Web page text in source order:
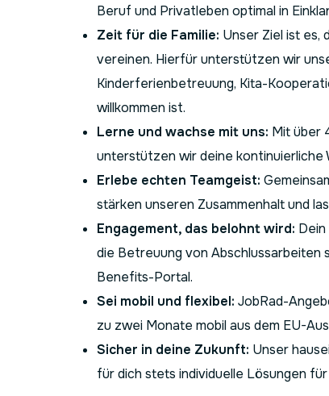
Beruf und Privatleben optimal in
Zeit für die Familie: Unser Ziel ist es,
vereinen. Hierfür unterstützen wir
Kinderferienbetreuung, Kita-
willkommen ist.
Lerne und wachse mit uns: Mit über
unterstützen wir deine kontinuierliche
Erlebe echten Teamgeist:
stärken unseren Zusammenhalt und
Engagement, das belohnt wird:
die Betreuung von
Benefits-Portal.
Sei mobil und flexibel: JobRad-
zu zwei Monate mobil aus dem EU-
Sicher in deine Zukunft: Unser
für dich stets individuelle Lösungen